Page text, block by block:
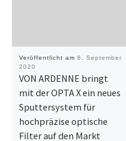
Veröffentlicht am 8. September
2020
VON ARDENNE bringt
mit der OPTA X ein neues
Sputtersystem für
hochpräzise optische
Filter auf den Markt